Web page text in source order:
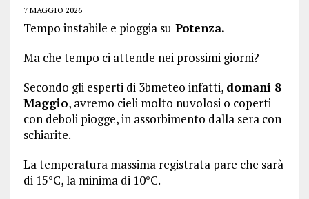
7 MAGGIO 2026
Tempo instabile e pioggia su Potenza.
Ma che tempo ci attende nei prossimi giorni?
Secondo gli esperti di 3bmeteo infatti, domani 8
Maggio, avremo cieli molto nuvolosi o coperti
con deboli piogge, in assorbimento dalla sera con
schiarite.
La temperatura massima registrata pare che sarà
di 15°C, la minima di 10°C.